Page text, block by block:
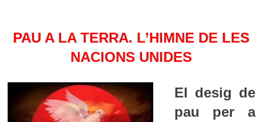
PAU A LA TERRA. L’HIMNE DE LES
NACIONS UNIDES
El desig de
pau per a